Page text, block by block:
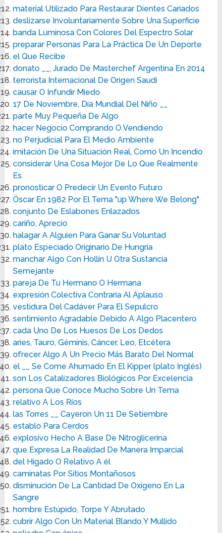
material Utilizado Para Restaurar Dientes Cariados
deslizarse Involuntariamente Sobre Una Superficie
banda Luminosa Con Colores Del Espectro Solar
preparar Personas Para La Práctica De Un Deporte
el Que Recibe
donato __, Jurado De Masterchef Argentina En 2014
terrorista Internacional De Origen Saudí
causar O Infundir Miedo
17 De Noviembre, Día Mundial Del Niño __
parte Muy Pequeña De Algo
hacer Negocio Comprando O Vendiendo
no Perjudicial Para El Medio Ambiente
imitación De Una Situación Real, Como Un Incendio
considerar Una Cosa Mejor De Lo Que Realmente
Es
pronosticar O Predecir Un Evento Futuro
Óscar En 1982 Por El Tema "up Where We Belong"
conjunto De Eslabones Enlazados
cariño, Aprecio
halagar A Alguien Para Ganar Su Voluntad
plato Especiado Originario De Hungría
manchar Algo Con Hollín U Otra Sustancia
Semejante
pareja De Tu Hermano O Hermana
expresión Colectiva Contraria Al Aplauso
vestidura Del Cadáver Para El Sepulcro
sentimiento Agradable Debido A Algo Placentero
cada Uno De Los Huesos De Los Dedos
aries, Tauro, Géminis, Cáncer, Leo, Etcétera
ofrecer Algo A Un Precio Más Barato Del Normal
el __ Se Come Ahumado En El Kipper (plato Inglés)
son Los Catalizadores Biológicos Por Excelencia
persona Que Conoce Mucho Sobre Un Tema
relativo A Los Ríos
las Torres __ Cayeron Un 11 De Setiembre
establo Para Cerdos
explosivo Hecho A Base De Nitroglicerina
que Expresa La Realidad De Manera Imparcial
del Hígado O Relativo A él
caminatas Por Sitios Montañosos
disminución De La Cantidad De Oxígeno En La
Sangre
hombre Estúpido, Torpe Y Abrutado
cubrir Algo Con Un Material Blando Y Mullido